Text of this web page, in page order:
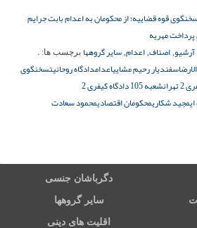
قوه قضاییه؛ از محکومان به اعدام بابت جرایم
مهریه
آرشیو, اصناف, اعدام, سایر گروهها برچسب ها: .
اسفندیار رحیم مشاییاعدامدادگاه روحانیتسخنگوی
شعبه 105 دادگاه کیفری 2
مجید شکاریمحکومان اقتصادیمحمود سعادت
دگرباشان جنسی
سایر گروهها
اقلیت های دینی